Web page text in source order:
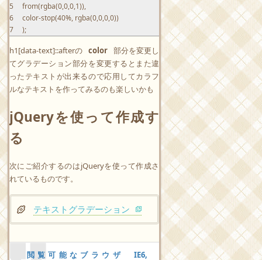
15
16
17
from(rgba(0,0,0,1)),
color-stop(40%, rgba(0,0,0,0))
);
h1[data-text]::afterの color 部分を変更し
てグラデーション部分を変更するとまた違
ったテキストが出来るので応用してカラフ
ルなテキストを作ってみるのも楽しいかも
jQueryを使って作成す
る
次にご紹介するのはjQueryを使って作成さ
れているものです。
テキストグラデーション
閲覧可能なブラウザ IE6,